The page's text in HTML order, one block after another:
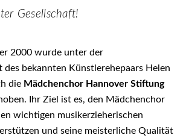
Gesellschaft!
2000 wurde unter der
des bekannten Künstlerehepaars Helen
die Mädchenchor Hannover Stiftung
Ihr Ziel ist es, den Mädchenchor
wichtigen musikerzieherischen
und seine meisterliche Qualität